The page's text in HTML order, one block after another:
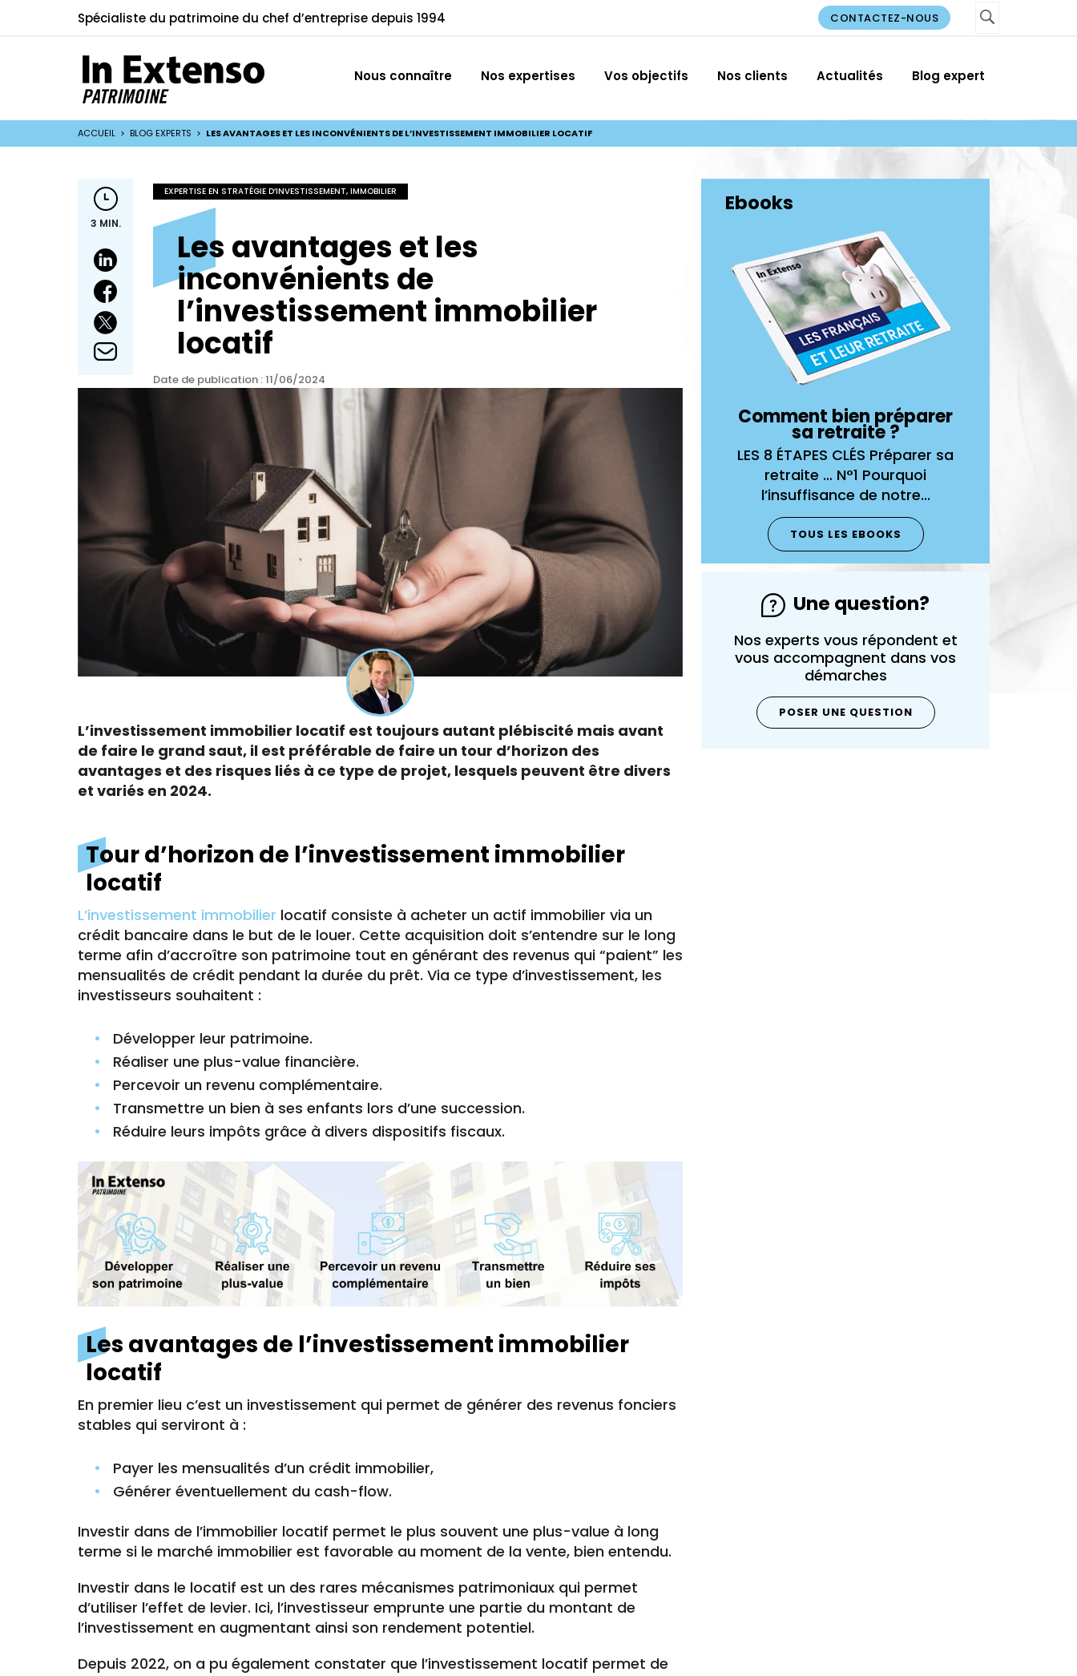
Spécialiste du patrimoine du chef d’entreprise depuis 1994 CONTACTEZ-NOUS
Nous connaître Nos expertises Vos objectifs Nos clients Actualités Blog expert
ACCUEIL > BLOG EXPERTS > LES AVANTAGES ET LES INCONVÉNIENTS DE L’INVESTISSEMENT IMMOBILIER LOCATIF
3 MIN.
EXPERTISE EN STRATÉGIE D’INVESTISSEMENT, IMMOBILIER
Les avantages et les
inconvénients de
l’investissement immobilier
locatif
Date de publication : 11/06/2024
L’investissement immobilier locatif est toujours autant plébiscité mais avant
de faire le grand saut, il est préférable de faire un tour d’horizon des
avantages et des risques liés à ce type de projet, lesquels peuvent être divers
et variés en 2024.
Tour d’horizon de l’investissement immobilier
locatif
L’investissement immobilier locatif consiste à acheter un actif immobilier via un
crédit bancaire dans le but de le louer. Cette acquisition doit s’entendre sur le long
terme afin d’accroître son patrimoine tout en générant des revenus qui “paient” les
mensualités de crédit pendant la durée du prêt. Via ce type d’investissement, les
investisseurs souhaitent :
Développer leur patrimoine.
Réaliser une plus-value financière.
Percevoir un revenu complémentaire.
Transmettre un bien à ses enfants lors d’une succession.
Réduire leurs impôts grâce à divers dispositifs fiscaux.
Les avantages de l’investissement immobilier
locatif
En premier lieu c’est un investissement qui permet de générer des revenus fonciers
stables qui serviront à :
Payer les mensualités d’un crédit immobilier,
Générer éventuellement du cash-flow.
Investir dans de l’immobilier locatif permet le plus souvent une plus-value à long
terme si le marché immobilier est favorable au moment de la vente, bien entendu.
Investir dans le locatif est un des rares mécanismes patrimoniaux qui permet
d’utiliser l’effet de levier. Ici, l’investisseur emprunte une partie du montant de
l’investissement en augmentant ainsi son rendement potentiel.
Depuis 2022, on a pu également constater que l’investissement locatif permet de
Ebooks
Comment bien préparer
sa retraite ?
LES 8 ÉTAPES CLÉS Préparer sa
retraite … N°1 Pourquoi
l’insuffisance de notre...
Comment bien préparer
sa retraite ?
LES 8 ÉTAPES CLÉS Préparer sa
retraite … N°1 Pourquoi
l’insuffisance de notre...
Comment bien préparer
sa retraite ?
LES 8 ÉTAPES CLÉS Préparer sa
retraite … N°1 Pourquoi
l’insuffisance de notre...
TOUS LES EBOOKS
Une question?
Nos experts vous répondent et
vous accompagnent dans vos
démarches
POSER UNE QUESTION